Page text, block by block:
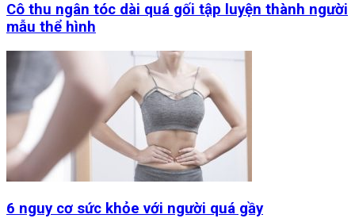
Cô thu ngân tóc dài quá gối tập luyện thành người
mẫu thể hình
6 nguy cơ sức khỏe với người quá gầy